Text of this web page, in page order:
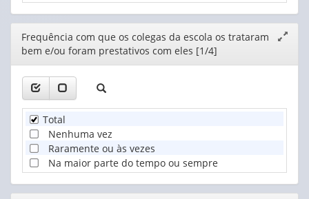
Editor
Frequência com que os colegas da escola os trataram
bem e/ou foram prestativos com eles [1/4]
Total
Nenhuma vez
Raramente ou às vezes
Na maior parte do tempo ou sempre